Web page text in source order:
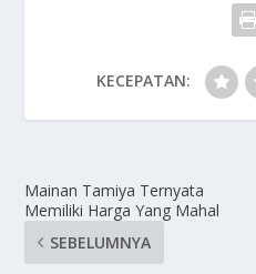
KECEPATAN:
Mainan Tamiya Ternyata
Memiliki Harga Yang Mahal
SEBELUMNYA